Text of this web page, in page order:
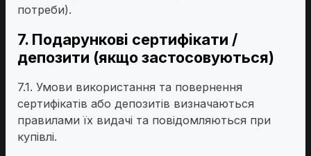
потреби).
7. Подарункові сертифікати /
депозити (якщо застосовуються)
7.1. Умови використання та повернення
сертифікатів або депозитів визначаються
правилами їх видачі та повідомляються при
купівлі.